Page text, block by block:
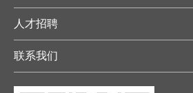
人才招聘
联系我们